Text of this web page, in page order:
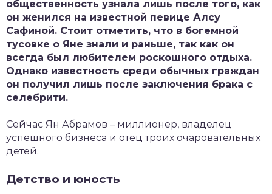
общественность узнала лишь после того, как
он женился на известной певице Алсу
Сафиной. Стоит отметить, что в богемной
тусовке о Яне знали и раньше, так как он
всегда был любителем роскошного отдыха.
Однако известность среди обычных граждан
он получил лишь после заключения брака с
селебрити.
Сейчас Ян Абрамов – миллионер, владелец
успешного бизнеса и отец троих очаровательных
детей.
Детство и юность